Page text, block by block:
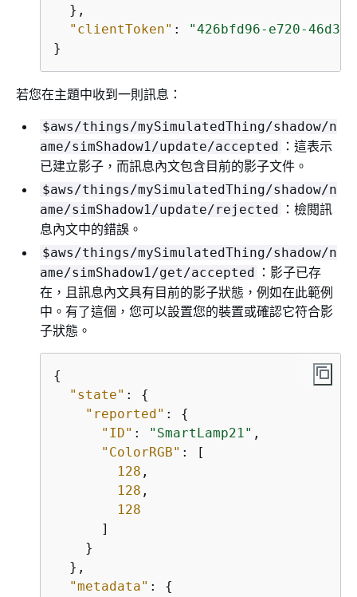
  },
"clientToken" :
"426bfd96-e720-46d3-
}
若您在主題中收到一則訊息：
$aws/things/mySimulatedThing/shadow/n
ame/simShadow1/update/accepted ：這表示
已建立影子，而訊息內文包含目前的影子文件。
$aws/things/mySimulatedThing/shadow/n
ame/simShadow1/update/rejected ：檢閱訊
息內文中的錯誤。
$aws/things/mySimulatedThing/shadow/n
ame/simShadow1/get/accepted ：影子已存
在，且訊息內文具有目前的影子狀態，例如在此範例
中。有了這個，您可以設置您的裝置或確認它符合影
子狀態。
{
"state" : {
"reported" : {
"ID" : "SmartLamp21" ,
"ColorRGB" : [
128 ,
128 ,
128
      ]
    }
  },
"metadata" : {